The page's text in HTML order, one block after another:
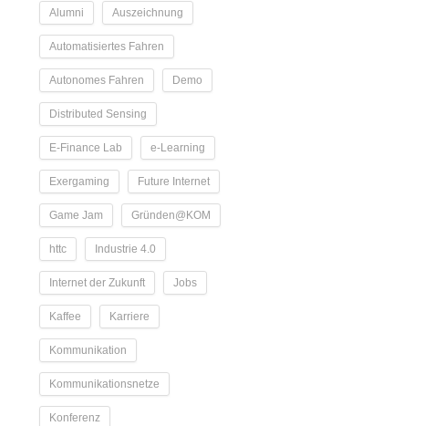
Alumni Auszeichnung
Automatisiertes Fahren
Autonomes Fahren Demo
Distributed Sensing
E-Finance Lab e-Learning
Exergaming Future Internet
Game Jam Gründen@KOM
httc Industrie 4.0
Internet der Zukunft Jobs
Kaffee Karriere
Kommunikation
Kommunikationsnetze
Konferenz